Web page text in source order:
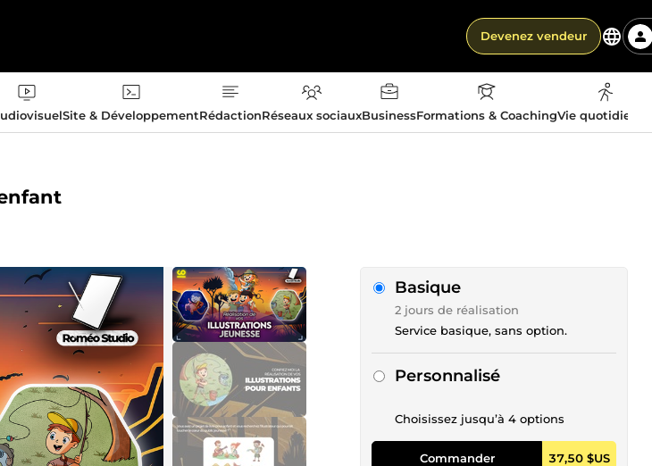
Devenez vendeur
Site & DéveloppementRédactionRéseaux sociauxBusinessFormations & CoachingVie
Basique
2 jours de réalisation
Service basique, sans option.
Personnalisé
Choisissez jusqu’à 4 options
Commander 37,50 $US